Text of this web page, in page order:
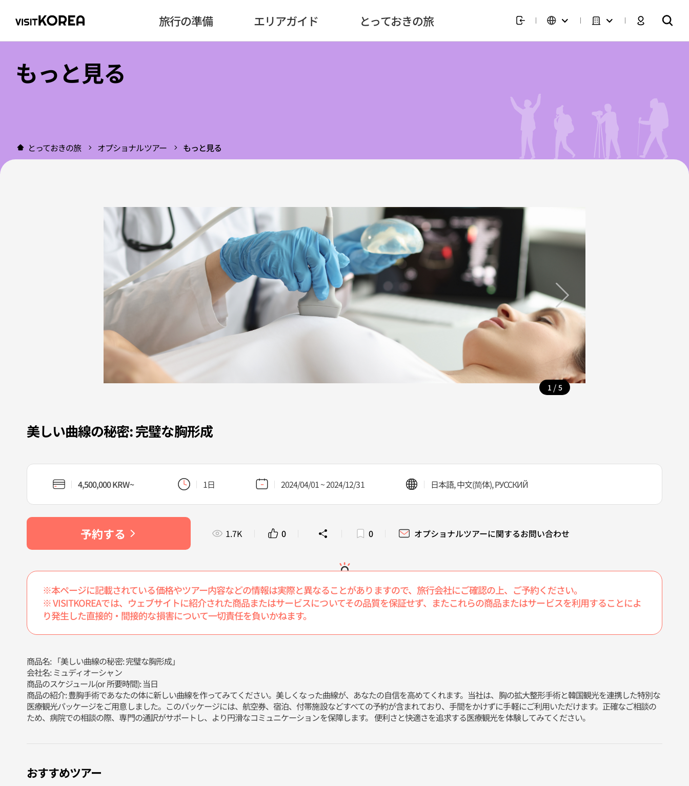
旅行の準備 エリアガイド とっておきの旅
もっと見る
とっておきの旅 オプショナルツアー もっと見る
1 / 5
美しい曲線の秘密: 完璧な胸形成
4,500,000 KRW~ 1日 2024/04/01 ~ 2024/12/31 日本語, 中文(简体), PУССКИЙ
予約する 1.7K 0 0 オプショナルツアーに関するお問い合わせ
※本ページに記載されている価格やツアー内容などの情報は実際と異なることがありますので、旅行会社にご確認の上、ご予約ください。
※ VISITKOREAでは、ウェブサイトに紹介された商品またはサービスについてその品質を保証せず、またこれらの商品またはサービスを利用することによ
り発生した直接的・間接的な損害について一切責任を負いかねます。
商品名: 「美しい曲線の秘密: 完璧な胸形成」
会社名: ミュディオーシャン
商品のスケジュール(or 所要時間): 当日
商品の紹介: 豊胸手術であなたの体に新しい曲線を作ってみてください。美しくなった曲線が、あなたの自信を高めてくれます。当社は、胸の拡大整形手術と韓国観光を連携した特別な
医療観光パッケージをご用意しました。このパッケージには、航空券、宿泊、付帯施設などすべての予約が含まれており、手間をかけずに手軽にご利用いただけます。正確なご相談の
ため、病院での相談の際、専門の通訳がサポートし、より円滑なコミュニケーションを保障します。 便利さと快適さを追求する医療観光を体験してみてください。
おすすめツアー